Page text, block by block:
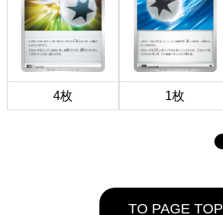
4枚 1枚
TO PAGE TOP